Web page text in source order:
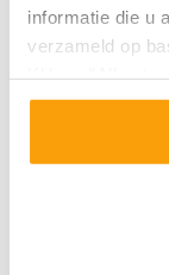
informatie die u
verzameld op
u liever geen
VITIS
gevolg van het
dient op de
irritaties en